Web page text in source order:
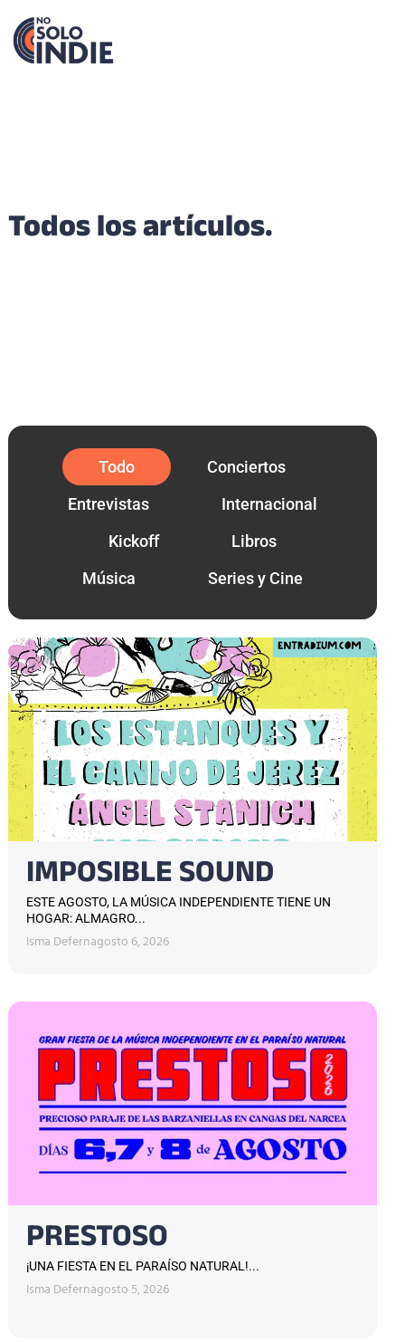
Todos los artículos.
Conciertos
Entrevistas
Internacional
Kickoff
Libros
Música
Series y Cine
Todo
IMPOSIBLE SOUND
ESTE AGOSTO, LA MÚSICA INDEPENDIENTE TIENE UN
HOGAR: ALMAGRO...
Isma Defernagosto 6, 2026
PRESTOSO
¡UNA FIESTA EN EL PARAÍSO NATURAL!...
Isma Defernagosto 5, 2026